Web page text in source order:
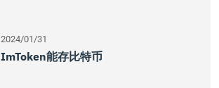
2024/01/31
ImToken能存比特币